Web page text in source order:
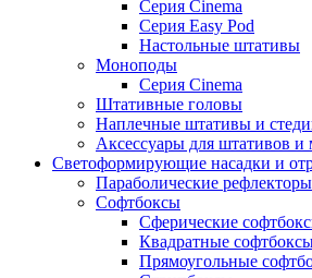
Серия Cinema
Серия Easy Pod
Настольные штативы
Моноподы
Серия Cinema
Штативные головы
Наплечные штативы и
Аксессуары для штативов и
Светоформирующие насадки и
Параболические рефлекторы
Софтбоксы
Сферические
Квадратные
Прямоугольные